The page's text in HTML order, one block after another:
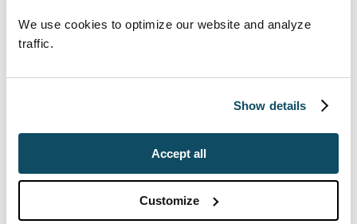
We use cookies to optimize our website and analyze
traffic.
Show details
Accept all
Customize
Erstellung detaillierter Lastenhefte (URS)
Vorbereitung von Ausschreibungen,
Lieferantenauswahl und internen Freigaben